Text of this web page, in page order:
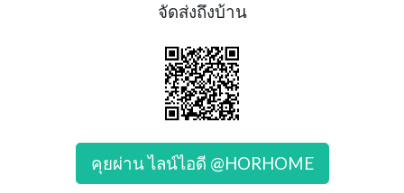
จัดส่งถึงบ้าน
คุยผ่าน ไลน์ไอดี @HORHOME